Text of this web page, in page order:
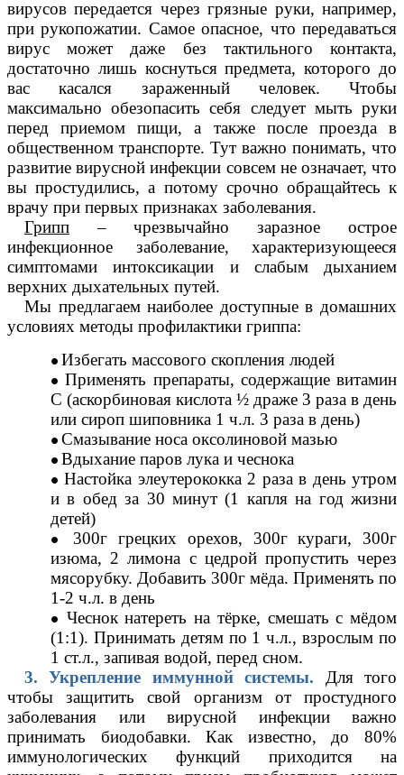
вирусов передается через грязные руки, например,
при рукопожатии. Самое опасное, что передаваться
вирус может даже без тактильного контакта,
достаточно лишь коснуться предмета, которого до
вас касался зараженный человек. Чтобы
максимально обезопасить себя следует мыть руки
перед приемом пищи, а также после проезда в
общественном транспорте. Тут важно понимать, что
развитие вирусной инфекции совсем не означает, что
вы простудились, а потому срочно обращайтесь к
врачу при первых признаках заболевания.
Грипп– чрезвычайно заразное острое
инфекционное заболевание, характеризующееся
симптомами интоксикации и слабым дыханием
верхних дыхательных путей.
Мы предлагаем наиболее доступные в домашних
условиях методы профилактики гриппа:
Избегать массового скопления людей
Применять препараты, содержащие витамин
С (аскорбиновая кислота ½ драже 3 раза в день
или сироп шиповника 1 ч.л. 3 раза в день)
Смазывание носа оксолиновой мазью
Вдыхание паров лука и чеснока
Настойка элеутерококка 2 раза в день утром
и в обед за 30 минут (1 капля на год жизни
детей)
300г грецких орехов, 300г кураги, 300г
изюма, 2 лимона с цедрой пропустить через
мясорубку. Добавить 300г мёда. Применять по
1-2 ч.л. в день
Чеснок натереть на тёрке, смешать с мёдом
(1:1). Принимать детям по 1 ч.л., взрослым по
1 ст.л., запивая водой, перед сном.
3. Укрепление иммунной системы.
Для того
чтобы защитить свой организм от простудного
заболевания или вирусной инфекции важно
принимать биодобавки. Как известно, до 80%
иммунологических функций приходится на